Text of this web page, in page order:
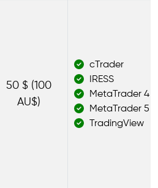
50 $ (100
AU$)
cTrader
IRESS
MetaTrader 4
MetaTrader 5
TradingView